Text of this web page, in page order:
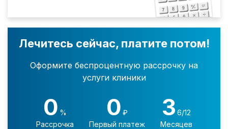
Лечитесь сейчас, платите потом!
Оформите беспроцентную рассрочку на
услуги клиники
0 %
Рассрочка
0 ₽
Первый платеж
3 6/12
Месяцев